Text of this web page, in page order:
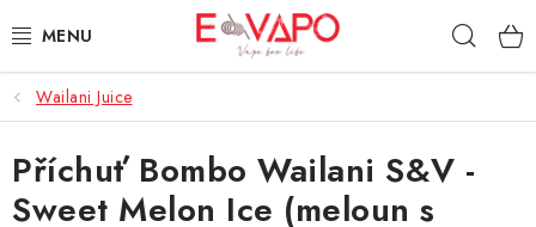
na
3D TISK
TIPY ZA DOBROU CENU
Wailani Juice
Příchuť Bombo Wailani S&V -
Sweet Melon Ice (meloun s